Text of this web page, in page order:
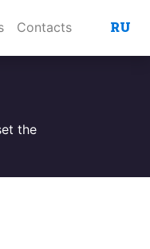
Contacts RU
the